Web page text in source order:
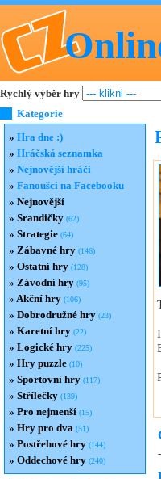
Rychlý výběr hry
Kategorie
» Hra dne :)
» Hráčská seznamka
» Nejnovější hráči
» Fanoušci na Facebooku
» Nejnovější
» Srandičky (62)
» Strategie (64)
» Zábavné hry (146)
» Ostatní hry (128)
» Závodní hry (95)
» Akční hry (106)
» Dobrodružné hry (23)
» Karetní hry (22)
» Logické hry (225)
» Hry puzzle (10)
» Sportovní hry (117)
» Střílečky (139)
» Pro nejmenší (15)
» Hry pro dva (51)
» Postřehové hry (144)
» Oddechové hry (240)